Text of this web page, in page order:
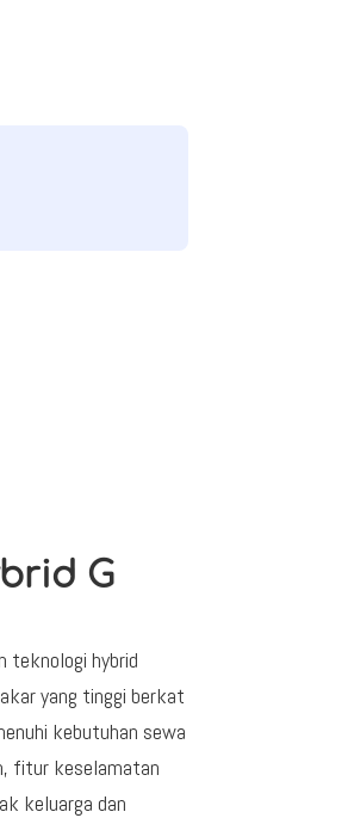
G
teknologi hybrid
yang tinggi berkat
kebutuhan sewa
fitur keselamatan
keluarga dan